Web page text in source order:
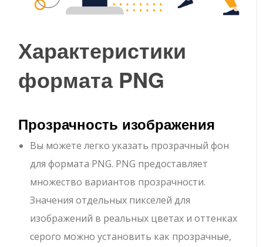
Характеристики
формата PNG
Прозрачность изображения
Вы можете легко указать прозрачный фон
для формата PNG. PNG предоставляет
множество вариантов прозрачности.
Значения отдельных пикселей для
изображений в реальных цветах и оттенках
серого можно установить как прозрачные,